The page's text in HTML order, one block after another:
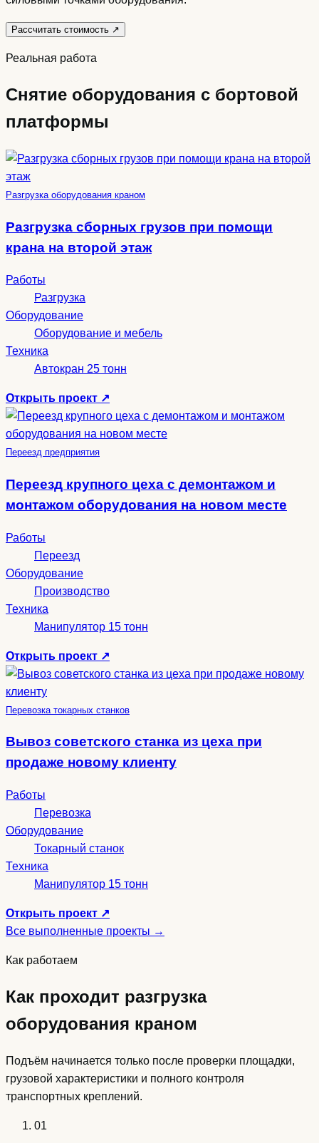
Рассчитать стоимость ↗
Реальная работа
Снятие оборудования с бортовой
платформы
Разгрузка оборудования краном
Разгрузка сборных грузов при помощи
крана на второй этаж
Работы
Разгрузка
Оборудование
Оборудование и мебель
Техника
Автокран 25 тонн
Открыть проект ↗
Переезд предприятия
Переезд крупного цеха с демонтажом и
монтажом оборудования на новом месте
Работы
Переезд
Оборудование
Производство
Техника
Манипулятор 15 тонн
Открыть проект ↗
Перевозка токарных станков
Вывоз советского станка из цеха при
продаже новому клиенту
Работы
Перевозка
Оборудование
Токарный станок
Техника
Манипулятор 15 тонн
Открыть проект ↗
Все выполненные проекты →
Как работаем
Как проходит разгрузка
оборудования краном
Подъём начинается только после проверки площадки,
грузовой характеристики и полного контроля
транспортных креплений.
01